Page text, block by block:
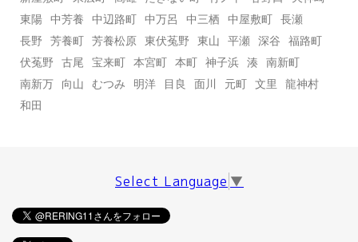
東陽
中芳養 中辺路町 中万呂 中三栖 中屋敷町
長瀬
長野
芳養町 芳養松原 東伏菟野 東山 平瀬 深谷
福路町
伏菟野
古尾 宝来町 本宮町 本町 神子浜 湊
南新町
南新万
向山 むつみ 明洋 目良 面川 元町 文里
龍神村
和田
Select Language ▼